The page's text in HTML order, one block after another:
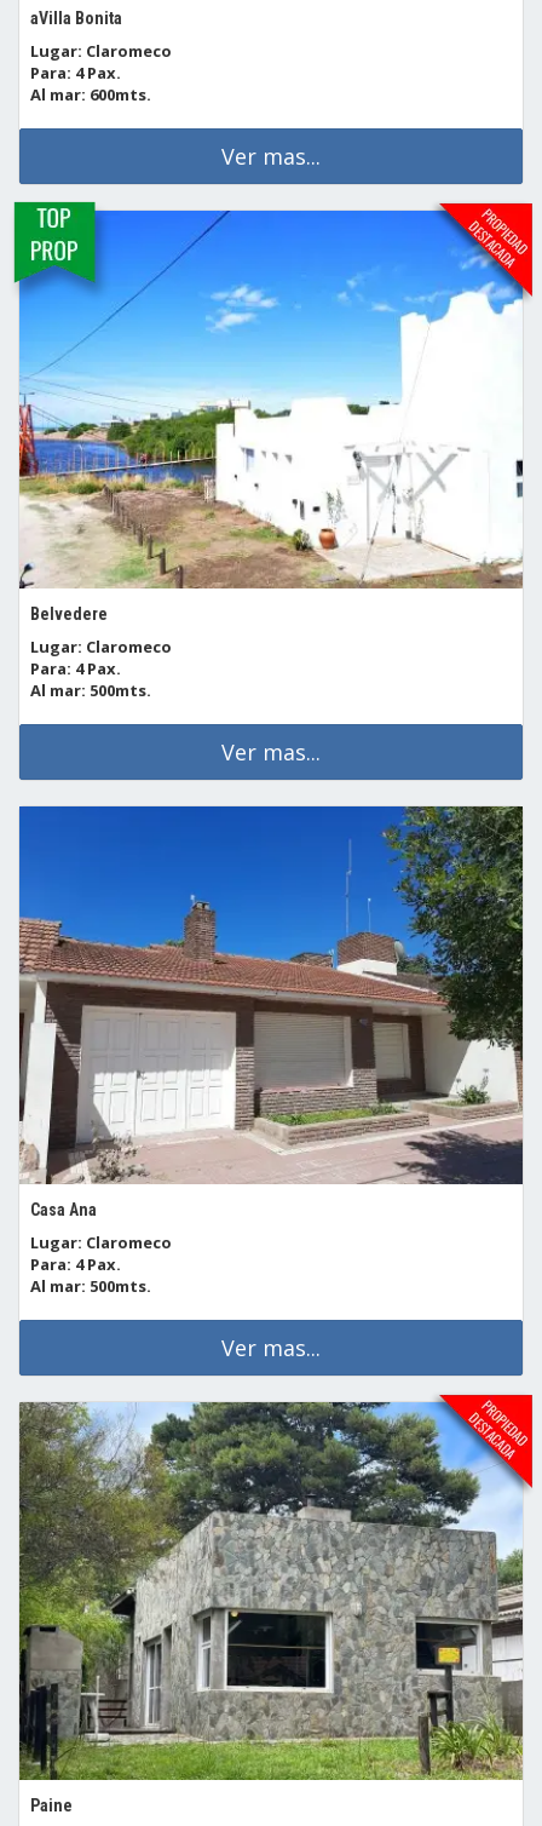
aVilla Bonita
Lugar: Claromeco
Para: 4 Pax.
Al mar: 600mts.
Ver mas...
Belvedere
Lugar: Claromeco
Para: 4 Pax.
Al mar: 500mts.
Ver mas...
Casa Ana
Lugar: Claromeco
Para: 4 Pax.
Al mar: 500mts.
Ver mas...
Paine